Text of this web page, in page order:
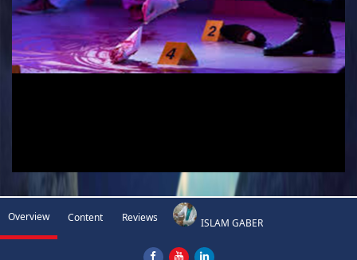
Overview Content Reviews ISLAM GABER